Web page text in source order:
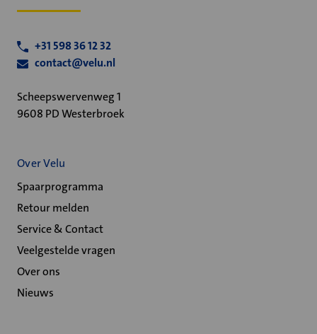
+31 598 36 12 32
contact@velu.nl
Scheepswervenweg 1
9608 PD Westerbroek
Over Velu
Spaarprogramma
Retour melden
Service & Contact
Veelgestelde vragen
Over ons
Nieuws